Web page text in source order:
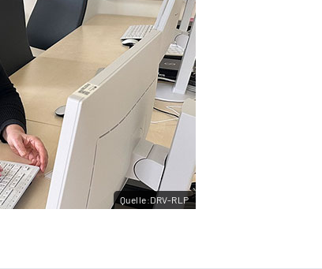
Quelle:DRV-RLP